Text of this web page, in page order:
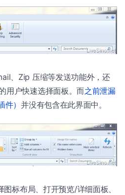
、Zip 压缩等发送功能外，还
用户快速选择面板。而之前泄漏
件）并没有包含在此界面中。
标布局、打开预览/详细面板、